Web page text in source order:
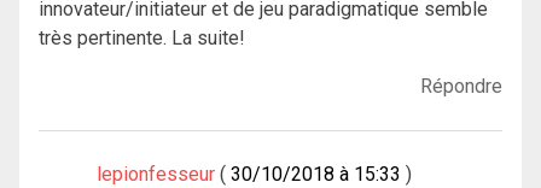
innovateur/initiateur et de jeu paradigmatique semble
très pertinente. La suite!
Répondre
lepionfesseur 30/10/2018 à 15:33